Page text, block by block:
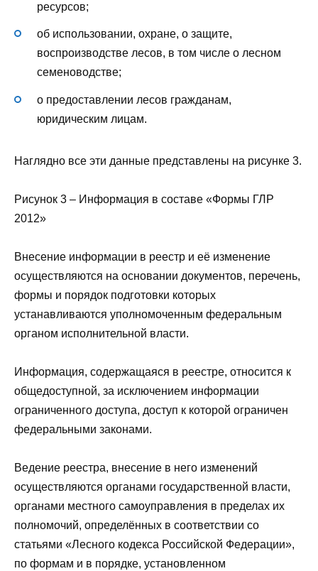
ресурсов;
об использовании, охране, о защите,
воспроизводстве лесов, в том числе о лесном
семеноводстве;
о предоставлении лесов гражданам,
юридическим лицам.
Наглядно все эти данные представлены на рисунке 3.
Рисунок 3 – Информация в составе «Формы ГЛР
2012»
Внесение информации в реестр и её изменение
осуществляются на основании документов, перечень,
формы и порядок подготовки которых
устанавливаются уполномоченным федеральным
органом исполнительной власти.
Информация, содержащаяся в реестре, относится к
общедоступной, за исключением информации
ограниченного доступа, доступ к которой ограничен
федеральными законами.
Ведение реестра, внесение в него изменений
осуществляются органами государственной власти,
органами местного самоуправления в пределах их
полномочий, определённых в соответствии со
статьями «Лесного кодекса Российской Федерации»,
по формам и в порядке, установленном